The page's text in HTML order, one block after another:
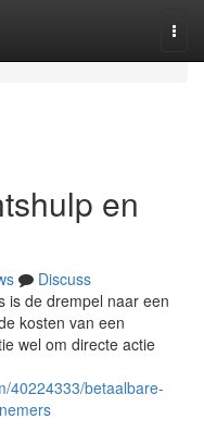
en
Discuss
is de drempel naar een
kosten van een
wel om directe actie
40224333/betaalbare-